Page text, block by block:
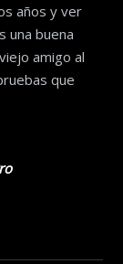
años y ver
una buena
amigo al
que